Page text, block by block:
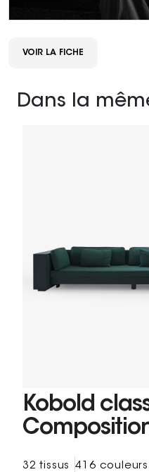
VOIR LA FICHE
Dans la
Kobold
32 tissus 416 couleurs